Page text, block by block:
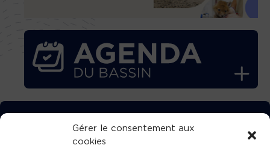
Gérer le consentement aux
cookies
TÉLÉCHARGEZ GRATUITEMENT
L’APPLICATION TVBA !